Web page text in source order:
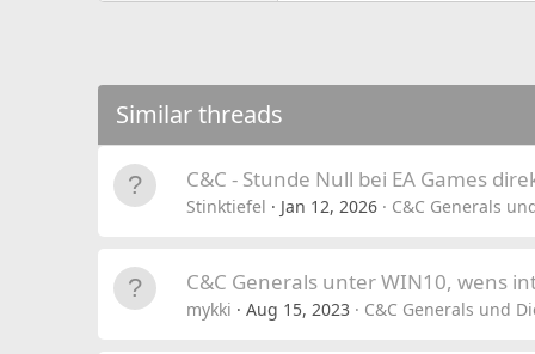
Similar threads
C&C - Stunde Null bei EA Games
Stinktiefel Jan 12, 2026 C&C Generals
C&C Generals unter WIN10, wens
mykki Aug 15, 2023 C&C Generals und